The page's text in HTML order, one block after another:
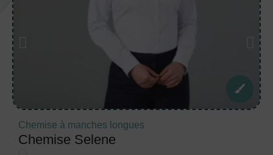
Chemise à manches longues
Chemise Selene